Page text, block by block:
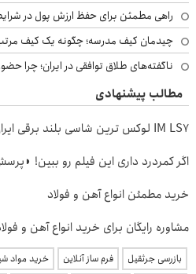
راهی مطمئن برای حفظ ارزش پول در
چیدمان کیف مدرسه؛ چگونه یک کیف
ناگفته‌های طلاق توافقی در ایران؛
مطالب پیشنهادی
IM LS7 لوکس ترین شاسی بلند برقی ایران
اگر کمردرد داری این فیلم رو ببین!
خرید مطمئن انواع آهن و فولاد
مشاوره رایگان برای خرید انواع آهن و
بازرسی جرثقیل فرم ساز آنلاین خرید مواد